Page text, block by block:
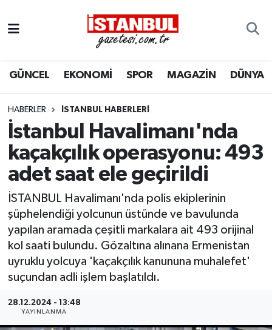
GÜNCEL EKONOMİ SPOR MAGAZİN DÜNYA
HABERLER İSTANBUL HABERLERI
İstanbul Havalimanı'nda
kaçakçılık operasyonu: 493
adet saat ele geçirildi
İSTANBUL Havalimanı'nda polis ekiplerinin
şüphelendiği yolcunun üstünde ve bavulunda
yapılan aramada çeşitli markalara ait 493 orijinal
kol saati bulundu. Gözaltına alınana Ermenistan
uyruklu yolcuya 'kaçakçılık kanununa muhalefet'
suçundan adli işlem başlatıldı.
28.12.2024 - 13:48
YAYINLANMA
EKONOMİ
İSTANBUL
DÜNYA
SPOR
MAGAZİN
KÜLTÜR SANAT
SAĞLIK
OTOMOBİL
Nöbetçi Eczaneler
Hava Durumu
Trafik Durumu
Süper Lig Puan Durumu ve Fikstür
Tüm Manşetler
Son Dakika Haberleri
Haber Arşivi